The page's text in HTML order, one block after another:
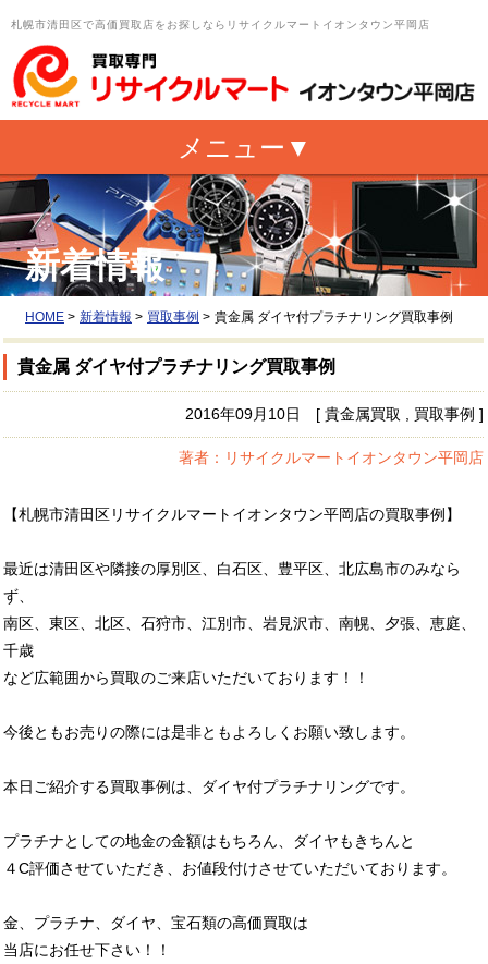
札幌市清田区で高価買取店をお探しならリサイクルマートイオンタウン平岡店
新着情報
HOME > 新着情報 > 買取事例 > 貴金属 ダイヤ付プラチナリング買取事例
貴金属 ダイヤ付プラチナリング買取事例
2016年09月10日 [ 貴金属買取 , 買取事例 ]
著者：リサイクルマートイオンタウン平岡店
【札幌市清田区リサイクルマートイオンタウン平岡店の買取事例】
最近は清田区や隣接の厚別区、白石区、豊平区、北広島市のみなら
ず、
南区、東区、北区、石狩市、江別市、岩見沢市、南幌、夕張、恵庭、
千歳
など広範囲から買取のご来店いただいております！！
今後ともお売りの際には是非ともよろしくお願い致します。
本日ご紹介する買取事例は、ダイヤ付プラチナリングです。
プラチナとしての地金の金額はもちろん、ダイヤもきちんと
４C評価させていただき、お値段付けさせていただいております。
金、プラチナ、ダイヤ、宝石類の高価買取は
当店にお任せ下さい！！